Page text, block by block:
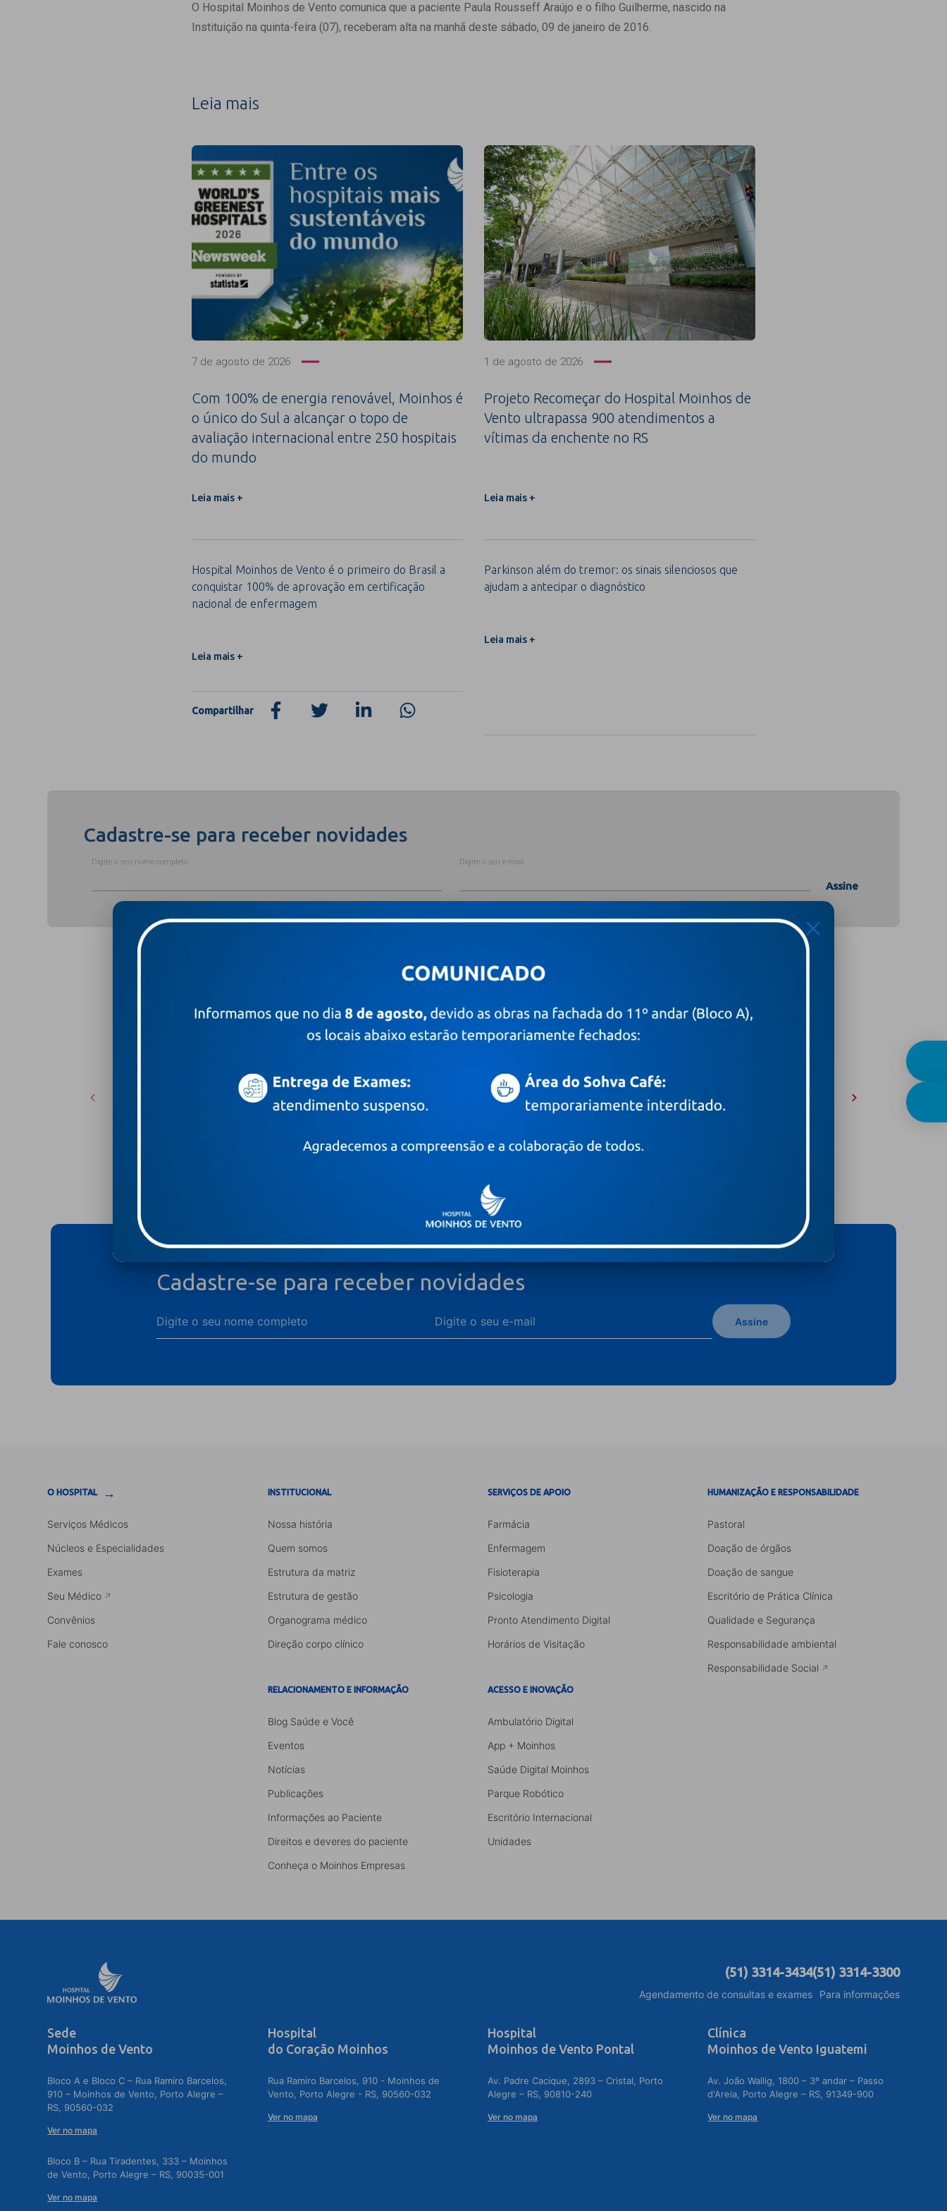
Estrutura de Gestão
Quem Somos
Responsabilidade Ambiental
O Hospital Moinhos de Vento comunica que a paciente Paula Rousseff Araújo e o filho Guilherme, nascido na
Instituição na quinta-feira (07), receberam alta na manhã deste sábado, 09 de janeiro de 2016.
Leia mais
7 de agosto de 2026
Com 100% de energia renovável, Moinhos é
o único do Sul a alcançar o topo de
avaliação internacional entre 250 hospitais
do mundo
Leia mais +
1 de agosto de 2026
Projeto Recomeçar do Hospital Moinhos de
Vento ultrapassa 900 atendimentos a
vítimas da enchente no RS
Leia mais +
Hospital Moinhos de Vento é o primeiro do Brasil a
conquistar 100% de aprovação em certificação
nacional de enfermagem
Leia mais +
Parkinson além do tremor: os sinais silenciosos que
ajudam a antecipar o diagnóstico
Leia mais +
Compartilhar
Cadastre-se para receber novidades
Digite o seu nome completo Digite o seu e-mail
Assine
PRÊMIOS E CERTIFICAÇÕES
Cadastre-se para receber novidades
Assine
O HOSPITAL →
Serviços Médicos
Núcleos e Especialidades
Exames
Seu Médico
Convênios
Fale conosco
INSTITUCIONAL
Nossa história
Quem somos
Estrutura da matriz
Estrutura de gestão
Organograma médico
Direção corpo clínico
RELACIONAMENTO E INFORMAÇÃO
Blog Saúde e Você
Eventos
Notícias
Publicações
Informações ao Paciente
Direitos e deveres do paciente
Conheça o Moinhos Empresas
SERVIÇOS DE APOIO
Farmácia
Enfermagem
Fisioterapia
Psicologia
Pronto Atendimento Digital
Horários de Visitação
ACESSO E INOVAÇÃO
Ambulatório Digital
App + Moinhos
Saúde Digital Moinhos
Parque Robótico
Escritório Internacional
Unidades
HUMANIZAÇÃO E RESPONSABILIDADE
Pastoral
Doação de órgãos
Doação de sangue
Escritório de Prática Clínica
Qualidade e Segurança
Responsabilidade ambiental
Responsabilidade Social
(51) 3314-3434
Agendamento de consultas e exames
(51) 3314-3300
Para informações
Sede
Moinhos de Vento
Bloco A e Bloco C – Rua Ramiro Barcelos,
910 – Moinhos de Vento, Porto Alegre –
RS, 90560-032
Ver no mapa
Bloco B – Rua Tiradentes, 333 – Moinhos
de Vento, Porto Alegre – RS, 90035-001
Ver no mapa
Hospital
do Coração Moinhos
Rua Ramiro Barcelos, 910 - Moinhos de
Vento, Porto Alegre - RS, 90560-032
Ver no mapa
Hospital
Moinhos de Vento Pontal
Av. Padre Cacique, 2893 – Cristal, Porto
Alegre – RS, 90810-240
Ver no mapa
Clínica
Moinhos de Vento Iguatemi
Av. João Wallig, 1800 – 3º andar – Passo
d'Areia, Porto Alegre – RS, 91349-900
Ver no mapa
X